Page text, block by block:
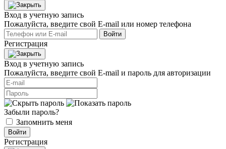
Вход в учетную запись
Пожалуйста, введите свой E‑mail или номер телефона
Войти
Регистрация
Вход в учетную запись
Пожалуйста, введите свой E‑mail и пароль для авторизации
Забыли пароль?
Запомнить меня
Войти
Регистрация